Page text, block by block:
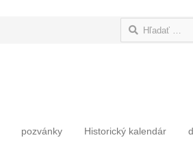
Hľadať:
pozvánky Historický kalendár